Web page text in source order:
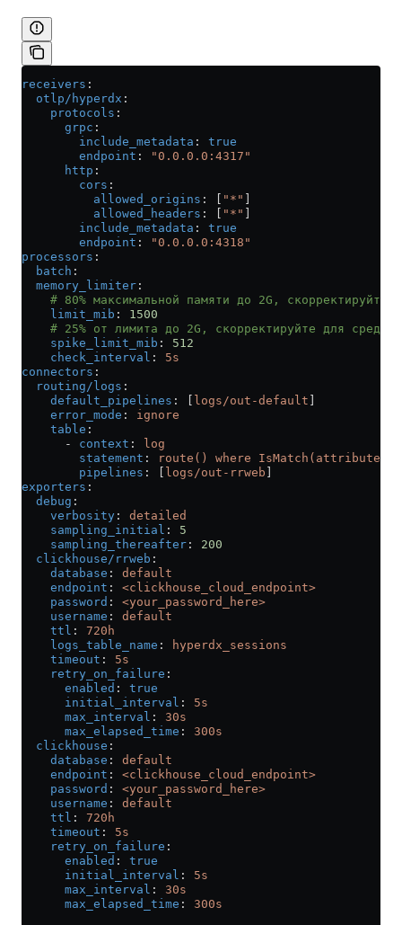
receivers :
  otlp/hyperdx
:
    protocols
:
      grpc
:
        include_metadata
: true
        endpoint
:
"0.0.0.0:4317"
      http
:
        cors
:
          allowed_origins
: [ "*"
          allowed_headers
: [ "*"
        include_metadata
: true
        endpoint
:
"0.0.0.0:4318"
processors :
  batch
:
  memory_limiter
:
# 80% максимальной памяти до 2G, скорректируйте
    limit_mib
: 1500
# 25% от лимита до 2G, скорректируйте для сред с
    spike_limit_mib
: 512
    check_interval
: 5s
connectors :
  routing/logs
:
    default_pipelines
: [ logs/out-default
    error_mode
: ignore
    table
:
      -
context :
log
        statement
:
route() where
        pipelines
: [ logs/out-rrweb
exporters :
  debug
:
    verbosity
: detailed
    sampling_initial
: 5
    sampling_thereafter
: 200
  clickhouse/rrweb
:
    database
: default
    endpoint
: <clickhouse_cloud_endpoint>
    password
: <your_password_here>
    username
: default
    ttl
: 720h
    logs_table_name
:
hyperdx_sessions
    timeout
: 5s
    retry_on_failure
:
      enabled
: true
      initial_interval
: 5s
      max_interval
: 30s
      max_elapsed_time
: 300s
  clickhouse
:
    database
: default
    endpoint
: <clickhouse_cloud_endpoint>
    password
: <your_password_here>
    username
: default
    ttl
: 720h
    timeout
: 5s
    retry_on_failure
:
      enabled
: true
      initial_interval
: 5s
      max_interval
: 30s
      max_elapsed_time
: 300s